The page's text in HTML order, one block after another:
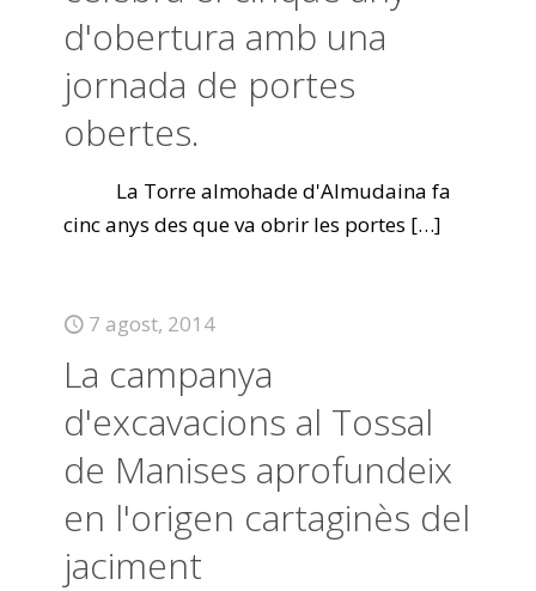
d'obertura amb una
jornada de portes
obertes.
La Torre almohade d'Almudaina fa
cinc anys des que va obrir les portes […]
7 agost, 2014
La campanya
d'excavacions al Tossal
de Manises aprofundeix
en l'origen cartaginès del
jaciment